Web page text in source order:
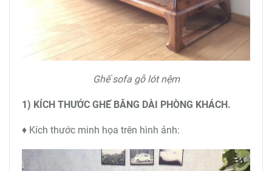
Ghế sofa gỗ lót nệm
1) KÍCH THƯỚC GHẾ BĂNG DÀI PHÒNG KHÁCH.
♦ Kích thước minh họa trên hình ảnh: